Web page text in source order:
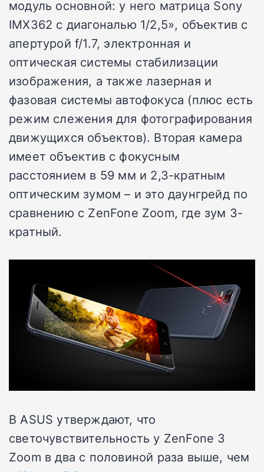
модуль основной: у него матрица Sony
IMX362 с диагональю 1/2,5», объектив с
апертурой f/1.7, электронная и
оптическая системы стабилизации
изображения, а также лазерная и
фазовая системы автофокуса (плюс есть
режим слежения для фотографирования
движущихся объектов). Вторая камера
имеет объектив с фокусным
расстоянием в 59 мм и 2,3-кратным
оптическим зумом – и это даунгрейд по
сравнению с ZenFone Zoom, где зум 3-
кратный.
В ASUS утверждают, что
светочувствительность у ZenFone 3
Zoom в два с половиной раза выше, чем